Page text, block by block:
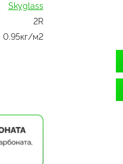
Skyglass
2R
0.95кг/м2